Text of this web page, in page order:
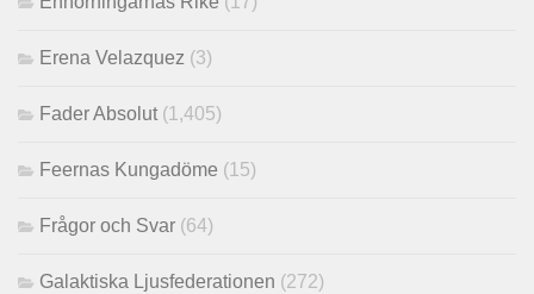
Erena Velazquez (3)
Fader Absolut (1,405)
Feernas Kungadöme (15)
Frågor och Svar (64)
Galaktiska Ljusfederationen (272)